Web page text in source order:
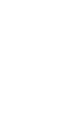
tout en modernisant la
en janvier 2026
ère pour la